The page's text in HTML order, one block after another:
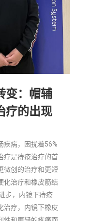
变：帽辅
疗的出现
疾病，困扰着56%
疗是痔疮治疗的首
微创的治疗和更短
化治疗和橡皮筋结
步，内镜下痔疮
治疗，内镜下橡皮